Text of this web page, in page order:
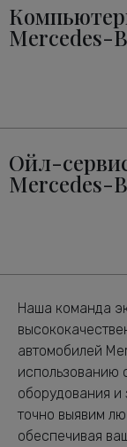
Mercedes-
Ойл-
Mercedes-
Наша команда
автомобилей
использованию
оборудования
точно выявим
обеспечивая